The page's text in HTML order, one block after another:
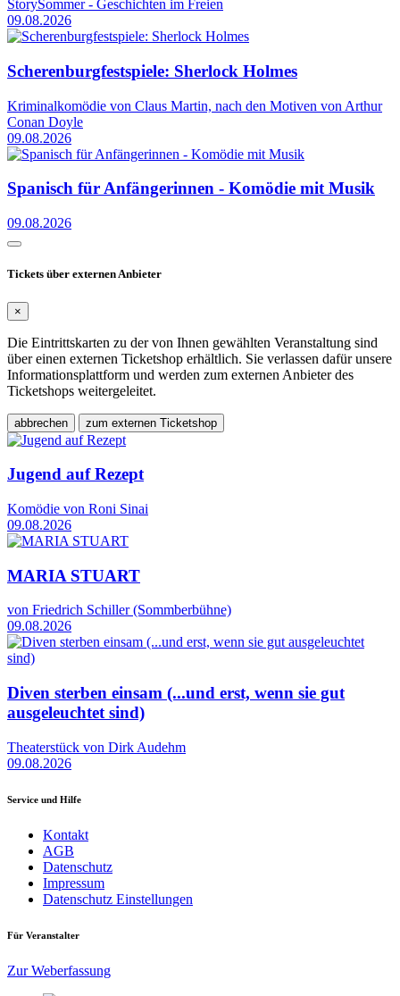
StorySommer - Geschichten im Freien
09.08.2026
Scherenburgfestspiele: Sherlock Holmes
Kriminalkomödie von Claus Martin, nach den Motiven von Arthur
Conan Doyle
09.08.2026
Spanisch für Anfängerinnen - Komödie mit Musik
09.08.2026
Tickets über externen Anbieter
×
Die Eintrittskarten zu der von Ihnen gewählten Veranstaltung sind
über einen externen Ticketshop erhältlich. Sie verlassen dafür unsere
Informationsplattform und werden zum externen Anbieter des
Ticketshops weitergeleitet.
abbrechen zum externen Ticketshop
Jugend auf Rezept
Komödie von Roni Sinai
09.08.2026
MARIA STUART
von Friedrich Schiller (Sommberbühne)
09.08.2026
Diven sterben einsam (...und erst, wenn sie gut
ausgeleuchtet sind)
Theaterstück von Dirk Audehm
09.08.2026
Service und Hilfe
Kontakt
AGB
Datenschutz
Impressum
Datenschutz Einstellungen
Für Veranstalter
Zur Weberfassung